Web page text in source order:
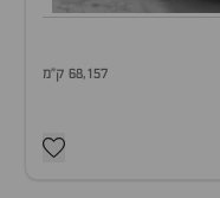
68,157 ק"מ